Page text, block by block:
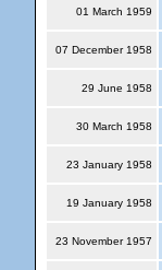
01 March 1959
07 December 1958
29 June 1958
30 March 1958
23 January 1958
19 January 1958
23 November 1957